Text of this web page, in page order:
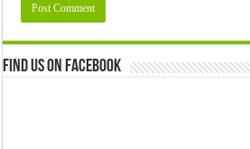
Find us on Facebook